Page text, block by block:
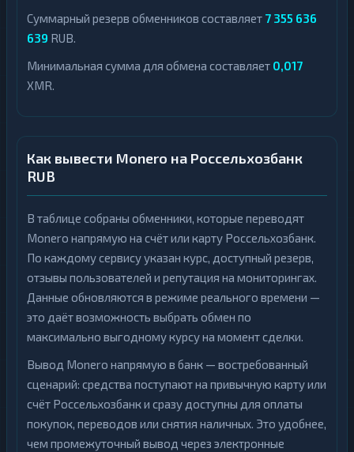
Суммарный резерв обменников составляет 7 355 636
639 RUB.
Минимальная сумма для обмена составляет 0,017
XMR.
Как вывести Monero на Россельхозбанк
RUB
В таблице собраны обменники, которые переводят
Monero напрямую на счёт или карту Россельхозбанк.
По каждому сервису указан курс, доступный резерв,
отзывы пользователей и репутация на мониторингах.
Данные обновляются в режиме реального времени —
это даёт возможность выбрать обмен по
максимально выгодному курсу на момент сделки.
Вывод Monero напрямую в банк — востребованный
сценарий: средства поступают на привычную карту или
счёт Россельхозбанк и сразу доступны для оплаты
покупок, переводов или снятия наличных. Это удобнее,
чем промежуточный вывод через электронные